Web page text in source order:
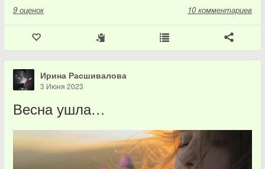
9 оценок 10 комментариев
Ирина Расшивалова
3 Июня 2023
Весна ушла…